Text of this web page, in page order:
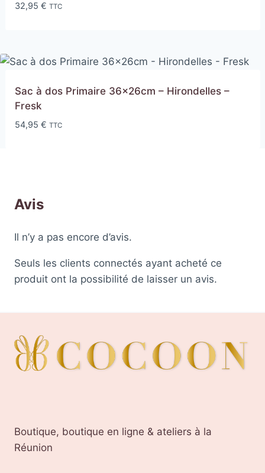
32,95 € TTC
Sac à dos Primaire 36x26cm – Hirondelles –
Fresk
54,95 € TTC
Avis
Il n’y a pas encore d’avis.
Seuls les clients connectés ayant acheté ce
produit ont la possibilité de laisser un avis.
Boutique, boutique en ligne & ateliers à la
Réunion